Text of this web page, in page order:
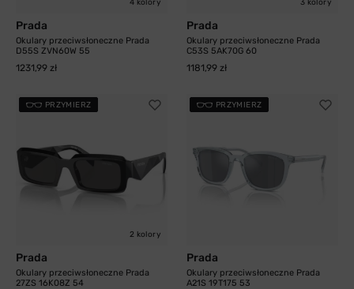
4 kolory
Prada
Okulary przeciwsłoneczne Prada
D55S ZVN60W 55
1231,99 zł
3 kolory
Prada
Okulary przeciwsłoneczne Prada
C53S 5AK70G 60
1181,99 zł
PRZYMIERZ
2 kolory
Prada
Okulary przeciwsłoneczne Prada
27ZS 16K08Z 54
PRZYMIERZ
Prada
Okulary przeciwsłoneczne Prada
A21S 19T175 53